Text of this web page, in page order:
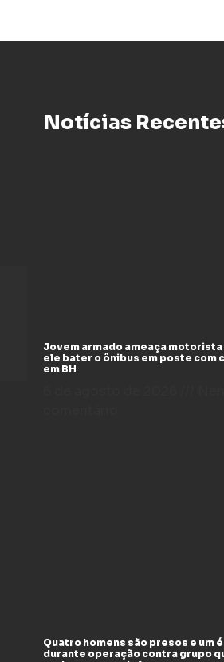
Notícias
Jovem armado ameaça motorista
ele bater o ônibus em poste com
em BH
Quatro homens são presos e um
durante operação contra grupo